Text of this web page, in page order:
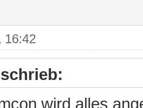
16:42
wird alles